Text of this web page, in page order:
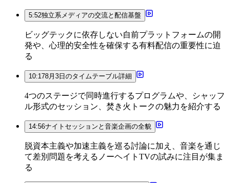
5:52独立系メディアの交流と配信基盤
ビッグテックに依存しない自前プラットフォームの開
発や、心理的安全性を確保する有料配信の重要性に迫
る
10:178月3日のタイムテーブル詳細
4つのステージで同時進行するプログラムや、シャッフ
ル形式のセッション、焚き火トークの魅力を紹介する
14:56ナイトセッションと音楽企画の全貌
脱資本主義や加速主義を巡る討論に加え、音楽を通じ
て差別問題を考えるノーヘイトTVの試みに注目が集ま
る